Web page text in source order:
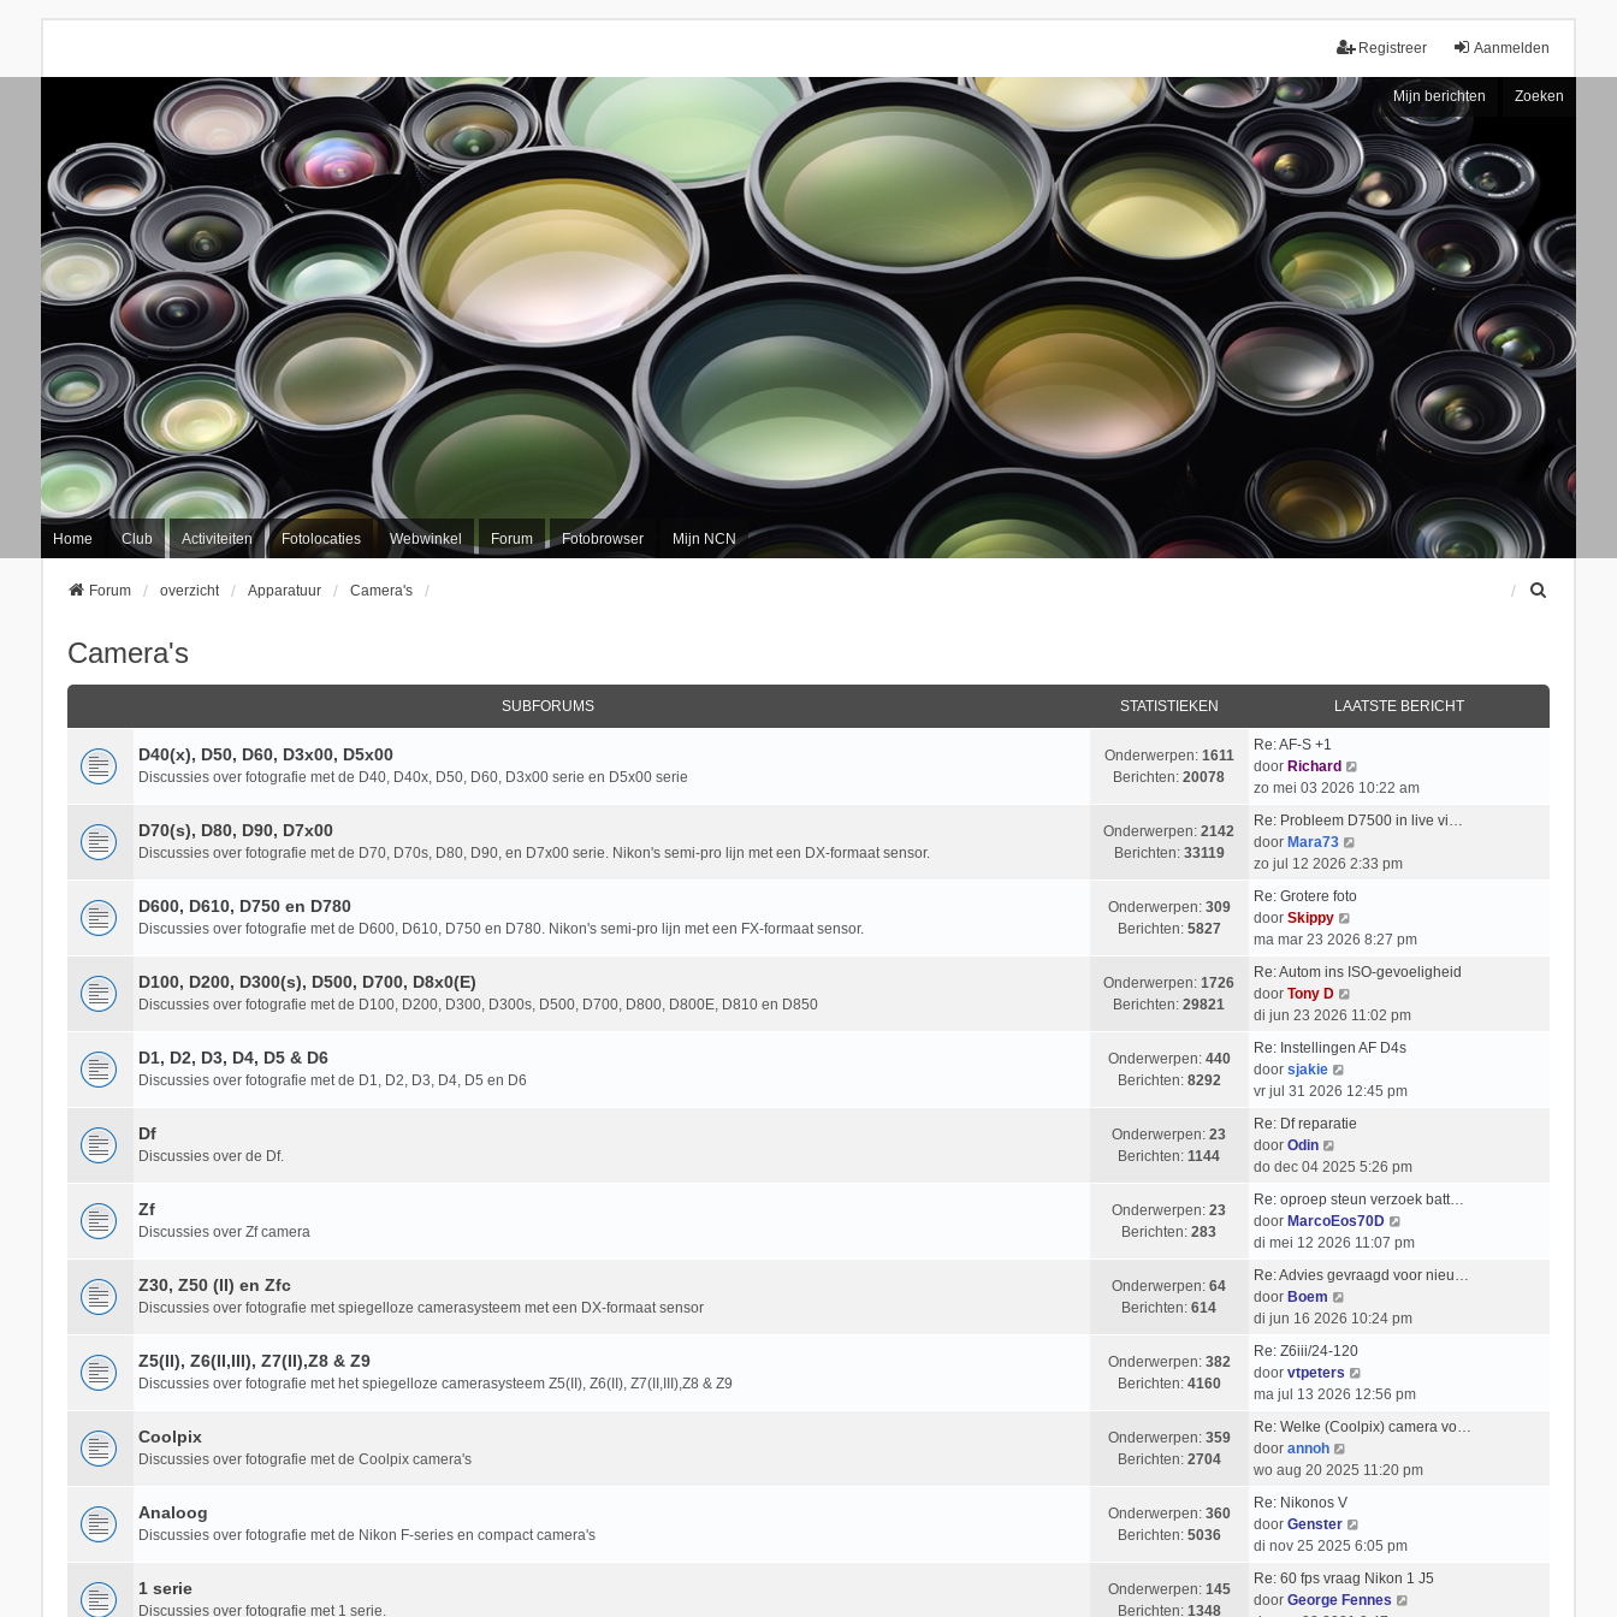
Aanmelden
Registreer
Mijn berichten Zoeken
Home Club Activiteiten Fotolocaties Webwinkel Forum Fotobrowser Mijn NCN
Forum overzicht Apparatuur Camera's
Camera's
SUBFORUMS STATISTIEKEN LAATSTE BERICHT
D40(x), D50, D60, D3x00, D5x00
Discussies over fotografie met de D40, D40x, D50, D60, D3x00 serie en D5x00 serie
Onderwerpen: 1611
Berichten:20078
Re: AF-S +1
door Richard
e
i
k
a
s
e
b
r
t
zo mei 03 2026 10:22 am
D70(s), D80, D90, D7x00
Discussies over fotografie met de D70, D70s, D80, D90, en D7x00 serie. Nikon's semi-pro lijn met een DX-formaat sensor.
Onderwerpen:2142
Berichten: 33119
Re: Probleem D7500 in live vi…
door Mara73
e
k
l
a
s
e
r
c
h
t
zo jul 12 2026 2:33 pm
D600, D610, D750 en D780
Discussies over fotografie met de D600, D610, D750 en D780. Nikon's semi-pro lijn met een FX-formaat sensor.
Onderwerpen: 309
Berichten: 5827
Re: Grotere foto
door Skippy
e
i
k
l
a
s
e
b
e
r
c
t
ma mar 23 2026 8:27 pm
D100, D200, D300(s), D500, D700, D8x0(E)
Discussies over fotografie met de D100, D200, D300, D300s, D500, D700, D800, D800E, D810 en D850
Onderwerpen:1726
Berichten:29821
Re: Autom ins ISO-gevoeligheid
door Tony D
e
i
k
l
a
s
t
e
b
r
c
h
di jun 23 2026 11:02 pm
D1, D2, D3, D4, D5 & D6
Discussies over fotografie met de D1, D2, D3, D4, D5 en D6
Onderwerpen: 440
Berichten: 8292
Re: Instellingen AF D4s
door sjakie
e
i
k
l
a
a
s
e
b
e
r
c
t
vr jul 31 2026 12:45 pm
Df
Discussies over de Df.
Onderwerpen:23
Berichten:1144
Re: Df reparatie
door Odin
e
i
j
k
l
a
a
s
t
e
b
e
r
c
h
t
do dec 04 2025 5:26 pm
Zf
Discussies over Zf camera
Onderwerpen:23
Berichten:283
Re: oproep steun verzoek batt…
door MarcoEos70D
e
i
k
a
s
e
r
c
h
di mei 12 2026 11:07 pm
Z30, Z50 (II) en Zfc
Discussies over fotografie met spiegelloze camerasysteem met een DX-formaat sensor
Onderwerpen:64
Berichten:614
Re: Advies gevraagd voor nieu…
door Boem
e
i
k
l
a
t
e
b
e
di jun 16 2026 10:24 pm
Z5(II), Z6(II,III), Z7(II),Z8 & Z9
Discussies over fotografie met het spiegelloze camerasysteem Z5(II), Z6(II), Z7(II,III),Z8 & Z9
Onderwerpen: 382
Berichten: 4160
Re: Z6iii/24-120
door vtpeters
e
i
k
a
s
t
ma jul 13 2026 12:56 pm
Coolpix
Discussies over fotografie met de Coolpix camera's
Onderwerpen: 359
Berichten: 2704
Re: Welke (Coolpix) camera vo…
door annoh
e
j
k
l
a
wo aug 20 2025 11:20 pm
Analoog
Discussies over fotografie met de Nikon F-series en compact camera's
Onderwerpen: 360
Berichten: 5036
Re: Nikonos V
door Genster
e
j
di nov 25 2025 6:05 pm
1 serie
Discussies over fotografie met 1 serie.
Onderwerpen: 145
Berichten: 1348
Re: 60 fps vraag Nikon 1 J5
door George Fennes